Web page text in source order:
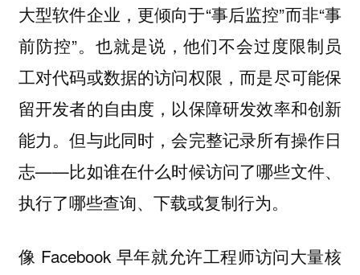
大型软件企业，更倾向于“事后监控”而非“事
前防控”。也就是说，他们不会过度限制员
工对代码或数据的访问权限，而是尽可能保
留开发者的自由度，以保障研发效率和创新
能力。但与此同时，会完整记录所有操作日
志——比如谁在什么时候访问了哪些文件、
执行了哪些查询、下载或复制行为。
像 Facebook 早年就允许工程师访问大量核